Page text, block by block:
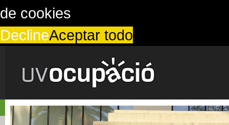
de cookies
DeclineAceptar todo